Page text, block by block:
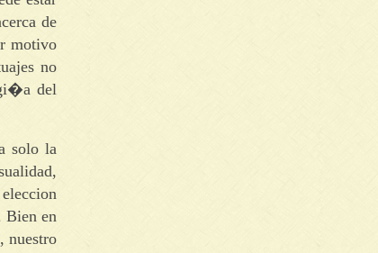
de
motivo
no
del
solo la
Bien en
nuestro